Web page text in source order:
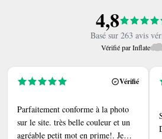
4,8
Basé sur 263 avis
Vérifié par Inflate
Vérifié
Parfaitement conforme à la photo
sur le site. très belle couleur et un
agréable petit mot en prime!. Je